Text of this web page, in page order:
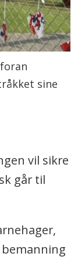
sine
vil sikre
går til
bemanning